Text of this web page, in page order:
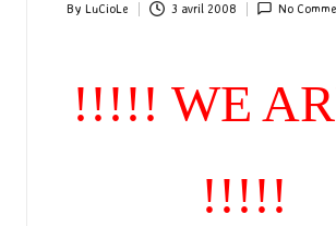
Posted
By LuCioLe 3 avril 2008 No
!!!!! WE
!!!!!